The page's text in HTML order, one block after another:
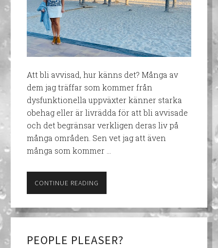
Att bli avvisad, hur känns det? Många av
dem jag träffar som kommer från
dysfunktionella uppväxter känner starka
obehag eller är livrädda för att bli avvisade
och det begränsar verkligen deras liv på
många områden. Sen vet jag att även
många som kommer …
CONTINUE READING
PEOPLE PLEASER?